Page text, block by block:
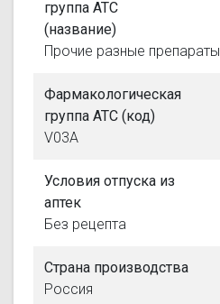
группа АТС
(название)
Прочие разные препараты
Фармакологическая
группа АТС (код)
V03A
Условия отпуска из
аптек
Без рецепта
Страна производства
Россия